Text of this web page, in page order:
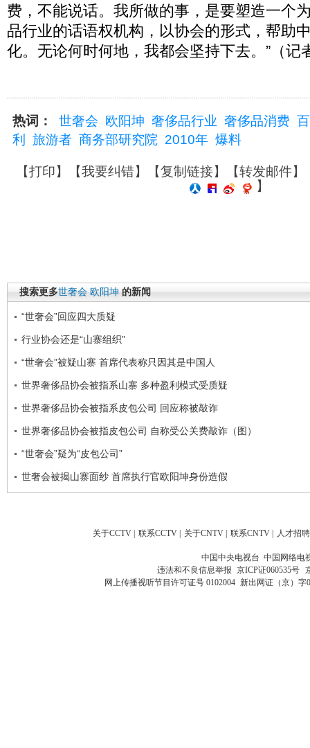
费，不能说话。我所做的事，是要塑造一个
品行业的话语权机构，以协会的形式，帮助
化。无论何时何地，我都会坚持下去。”（记
热词： 世奢会 欧阳坤 奢侈品行业 奢侈品消费
利
旅游者 商务部研究院 2010年 爆料
【打印】【我要纠错】【复制链接】【转发邮件】
】
搜索更多世奢会 欧阳坤 的新闻
“世奢会”回应四大质疑
行业协会还是“山寨组织”
“世奢会”被疑山寨 首席代表称只因其是中国人
世界奢侈品协会被指系山寨 多种盈利模式受质疑
世界奢侈品协会被指系皮包公司 回应称被敲诈
世界奢侈品协会被指皮包公司 自称受公关费敲诈（图）
“世奢会”疑为“皮包公司”
世奢会被揭山寨面纱 首席执行官欧阳坤身份造假
关于CCTV | 联系CCTV | 关于CNTV | 联系CNTV | 人才招聘
中国中央电视台 中国网络电
违法和不良信息举报 京ICP证060535号
网上传播视听节目许可证号 0102004 新出网证（京）